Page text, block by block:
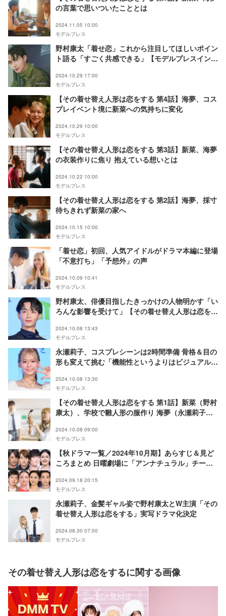
の言葉で思いついたこととは
2024.11.05 10:00
モデルプレス
野村康太「着せ恋」これから注目してほしいポイン
ト語る「すごく共感できる」【モデルプレスインタ
2024.10.29 17:00
モデルプレス
【その着せ替え人形は恋をする 第4話】海夢、コス
プレイベント境に新菜への気持ちに変化
2024.10.29 10:00
モデルプレス
【その着せ替え人形は恋をする 第3話】新菜、海夢
の衣装作りに焦り 抱えている想いとは
2024.10.22 10:00
モデルプレス
【その着せ替え人形は恋をする 第2話】海夢、採寸
待ちきれず新菜の家へ
2024.10.15 10:00
モデルプレス
「着せ恋」初回、人気アイドルがドラマ本編に登場
「不意打ち」「予想外」の声
2024.10.09 10:41
モデルプレス
野村康太、俳優目指したきっかけの人物明かす「い
ろんな影響を受けて」【その着せ替え人形は恋をす
2024.10.08 13:43
モデルプレス
永瀬莉子、コスプレシーンは2時間準備 骨格＆目の
形も変えて挑む「機能性というよりはビジュアル重
2024.10.08 13:30
モデルプレス
【その着せ替え人形は恋をする 第1話】新菜（野村
康太）、学校で雛人形の服作り 海夢（永瀬莉子）
2024.10.08 09:00
モデルプレス
【秋ドラマ一覧／2024年10月期】あらすじ＆見ど
ころまとめ 日曜劇場に「アンナチュラル」チーム
2024.09.18 20:15
モデルプレス
永瀬莉子、金髪ギャル姿で野村康太とW主演「その
着せ替え人形は恋をする」実写ドラマ化決定
2024.08.30 07:00
モデルプレス
その着せ替え人形は恋をするに関する画像